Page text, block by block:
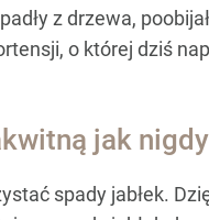
z drzewa,
o której dziś
jak nigdy
spady jabłek.